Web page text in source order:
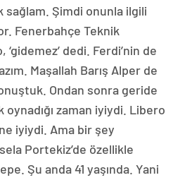
sağlam. Şimdi onunla ilgili
Fenerbahçe Teknik
dedi. Ferdi’nin de
Maşallah Barış Alper de
Ondan sonra geride
zaman iyiydi. Libero
iyiydi. Ama bir şey
Portekiz’de özellikle
Şu anda 41 yaşında. Yani